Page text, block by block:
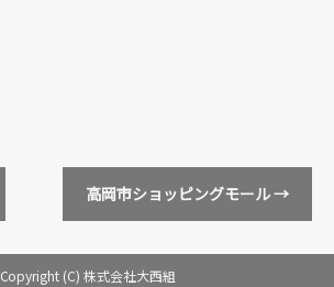
高岡市ショッピングモール→
Copyright (C) 株式会社大西組